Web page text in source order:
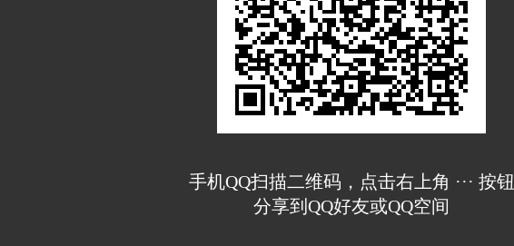
手机QQ扫描二维码，点击右上角 ··· 按钮
分享到QQ好友或QQ空间